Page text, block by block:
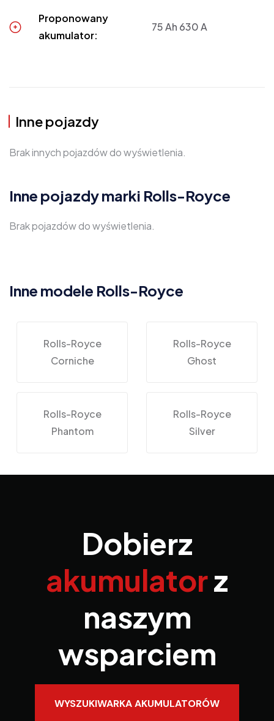
Proponowany
akumulator:
75 Ah 630 A
Inne pojazdy
Brak innych pojazdów do wyświetlenia.
Inne pojazdy marki Rolls-Royce
Brak pojazdów do wyświetlenia.
Inne modele Rolls-Royce
Rolls-Royce
Corniche
Rolls-Royce
Ghost
Rolls-Royce
Phantom
Rolls-Royce
Silver
Dobierz
akumulatorz
naszym
wsparciem
WYSZUKIWARKA AKUMULATORÓW